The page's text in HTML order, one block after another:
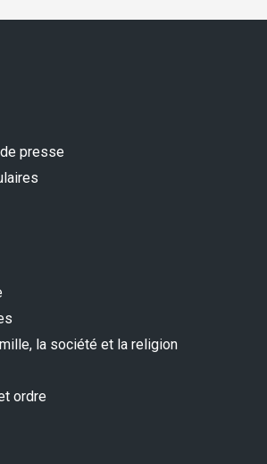
presse
la société et la religion
ordre